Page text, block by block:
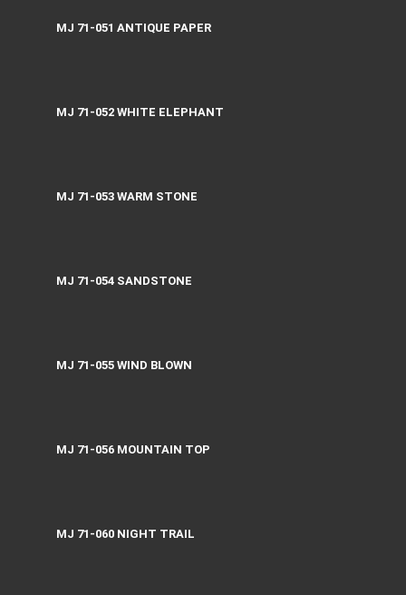
MJ 71-051 ANTIQUE PAPER
MJ 71-052 WHITE ELEPHANT
MJ 71-053 WARM STONE
MJ 71-054 SANDSTONE
MJ 71-055 WIND BLOWN
MJ 71-056 MOUNTAIN TOP
MJ 71-060 NIGHT TRAIL